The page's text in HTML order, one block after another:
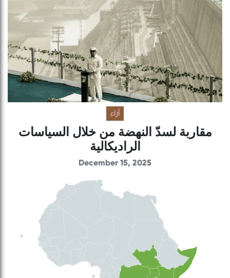
آراء
مقاربة لسدّ النهضة من خلال السياسات
الراديكالية
December 15, 2025